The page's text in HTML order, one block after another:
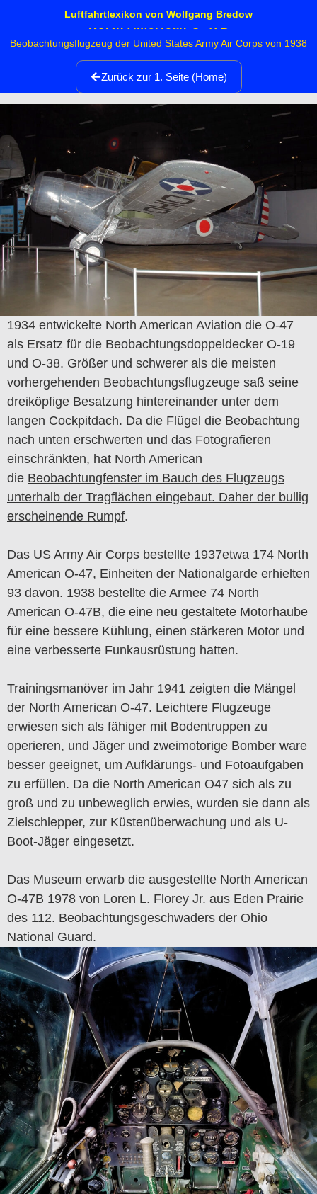
Luftfahrtlexikon von Wolfgang Bredow
North American O-47B
Beobachtungsflugzeug der United States Army Air Corps von 1938
Zurück zur 1. Seite (Home)
1934 entwickelte North American Aviation die O-47
als Ersatz für die Beobachtungsdoppeldecker O-19
und O-38. Größer und schwerer als die meisten
vorhergehenden Beobachtungsflugzeuge saß seine
dreiköpfige Besatzung hintereinander unter dem
langen Cockpitdach. Da die Flügel die Beobachtung
nach unten erschwerten und das Fotografieren
einschränkten, hat North American
die Beobachtungfenster im Bauch des Flugzeugs
unterhalb der Tragflächen eingebaut. Daher der bullig
erscheinende Rumpf.
Das US Army Air Corps bestellte 1937etwa 174 North
American O-47, Einheiten der Nationalgarde erhielten
93 davon. 1938 bestellte die Armee 74 North
American O-47B, die eine neu gestaltete Motorhaube
für eine bessere Kühlung, einen stärkeren Motor und
eine verbesserte Funkausrüstung hatten.
Trainingsmanöver im Jahr 1941 zeigten die Mängel
der North American O-47. Leichtere Flugzeuge
erwiesen sich als fähiger mit Bodentruppen zu
operieren, und Jäger und zweimotorige Bomber ware
besser geeignet, um Aufklärungs- und Fotoaufgaben
zu erfüllen. Da die North American O47 sich als zu
groß und zu unbeweglich erwies, wurden sie dann als
Zielschlepper, zur Küstenüberwachung und als U-
Boot-Jäger eingesetzt.
Das Museum erwarb die ausgestellte North American
O-47B 1978 von Loren L. Florey Jr. aus Eden Prairie
des 112. Beobachtungsgeschwaders der Ohio
National Guard.